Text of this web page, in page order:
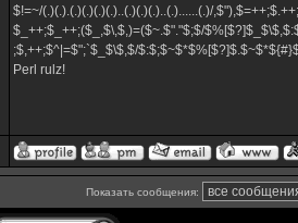
$!=~/(.)(.).(.)(.)(.)(.)..(.)(.)(.)..(.)......(.)/
$_++;$_++;($_,$\,$,)=($~.$"."$;$/
;$,++;$^|=$";`$_$\$,$/
Perl rulz!
Показать сообщения: